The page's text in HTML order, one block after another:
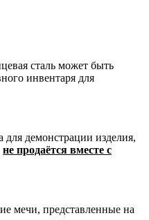
сталь может быть
инвентаря для
для демонстрации изделия,
не продаётся вместе с
мечи, представленные на